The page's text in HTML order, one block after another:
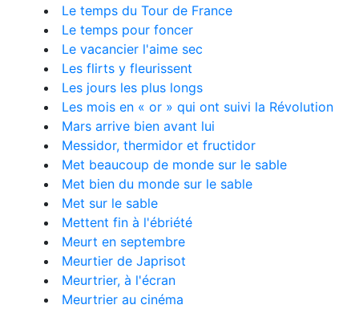
Le temps du Tour de France
Le temps pour foncer
Le vacancier l'aime sec
Les flirts y fleurissent
Les jours les plus longs
Les mois en « or » qui ont suivi la Révolution
Mars arrive bien avant lui
Messidor, thermidor et fructidor
Met beaucoup de monde sur le sable
Met bien du monde sur le sable
Met sur le sable
Mettent fin à l'ébriété
Meurt en septembre
Meurtier de Japrisot
Meurtrier, à l'écran
Meurtrier au cinéma